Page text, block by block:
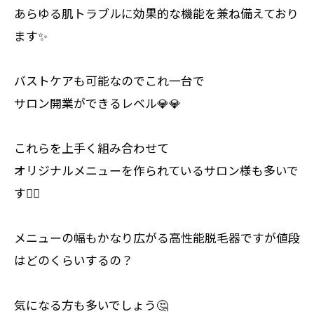
あらゆる肌トラブルに効果的な機能を兼ね備えており
ます✨
バストケアも可能なのでこれ一台で
サロン開業ができるレベル💎💎
これらを上手く組み合わせて
オリジナルメニューを作られているサロン様も多いで
す💆‍♀️
メニューの幅もかなり広がる高性能脱毛器ですが値段
はどのくらいするの？
気になる方も多いでしょう🤔